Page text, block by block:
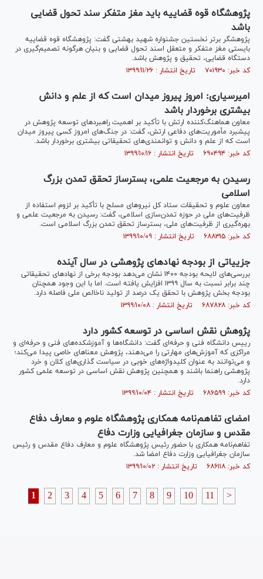
پژوهشگاه قوه قضاییه باید مغز متفکر سند تحول قضایی
باشد
پژوهشگر برتر نخستین جشنواره شهید بهشتی گفت: پژوهشگاه قوه قضاییه
بایستی مغز متفکر و متعقل اسند تحول قضایی و بنیان هرگونه تصمیم‌گیری در
دستگاه قضایی، تحقیق و پژوهش باشد.
کد خبر: ۷۰۱۹۳۰ تاریخ انتشار : ۱۳۹۹/۱۱/۲۶
امیرسیاری: امروز پیروز میدان است که از علم و دانش
بیشتری برخوردار باشد
معاون هماهنگ‌کننده ارتش با تأکید بر اهمیت راهبرد‌های توسعه پژوهش در
پیشبرد مأموریت‌های دفاعی ارتش، گفت: در جنگ‌های امروز کسی پیروز میدان
است که از علم و دانش و توانمندی‌های تحقیقاتی بیشتری برخوردار باشد.
کد خبر: ۶۹۰۴۹۴ تاریخ انتشار : ۱۳۹۹/۱۰/۱۶
رسیدن به مرجعیت علمی، بسترساز تحقق تمدن بزرگ
اسلامی
معاون علوم و تحقیقات ستاد کل نیرو‌های مسلح با تأکید بر لزوم استفاده از
ظرفیت‌های ملی در حوزه تمدن‌سازی اسلامی، گفت: رسیدن به مرجعیت علمی و
بهره‌گیری از ظرفیت‌های ملی، بسترساز تحقق تمدن بزرگ اسلامی است.
کد خبر: ۶۸۸۳۱۵ تاریخ انتشار : ۱۳۹۹/۱۰/۰۹
جزییاتی از بودجه نهاد‌های پژوهشی در سال آینده
بررسی‌های لایحه بودجه ۱۴۰۰ نشان می‌دهد بودجه برخی از نهاد‌های تحقیقاتی
چند برابر نسبت به سال ۱۳۹۹ افزایش یافته است. اما با این وجود همچنان
بودجه بخش پژوهش با تحقق یک درصد از تولید ناخالص ملی فاصله دارد.
کد خبر: ۶۸۷۸۲۸ تاریخ انتشار : ۱۳۹۹/۱۰/۰۸
پژوهش نقش اساسی در توسعه کشور دارد
رییس دانشگاه فنی و حرفه‌ای گفت: دانشگاه‌ها و آموزشکده‌های فنی و حرفه‌ای و
مراکزی که آموزش‌های مهارتی را می‌دهند، پژوهش معنا‌های خاصی پیدا می‌کند؛
و می‌توانند به عنوان کلیدواژه‌های خوبی در سیاست گذاری‌های کلان و خرد
پژوهشی راهنما باشند و همچنین پژوهش نقش اساسی در توسعه علمی کشور
دارد.
کد خبر: ۶۸۶۵۹۹ تاریخ انتشار : ۱۳۹۹/۱۰/۰۴
امضای تفاهم‌نامه همکاری پژوهشگاه علوم و معارف دفاع
مقدس و سازمان جغرافیایی وزارت دفاع
تفاهم‌نامه همکاری با حضور رئیس پژوهشگاه علوم و معارف دفاع مقدس و رئیس
سازمان جغرافیایی وزارت دفاع امضا شد.
کد خبر: ۶۸۶۱۱۸ تاریخ انتشار : ۱۳۹۹/۱۰/۰۲
1 2 3 4 5 6 7 8 9 10 11 >